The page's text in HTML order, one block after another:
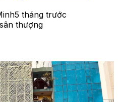
5 tháng trước
thượng